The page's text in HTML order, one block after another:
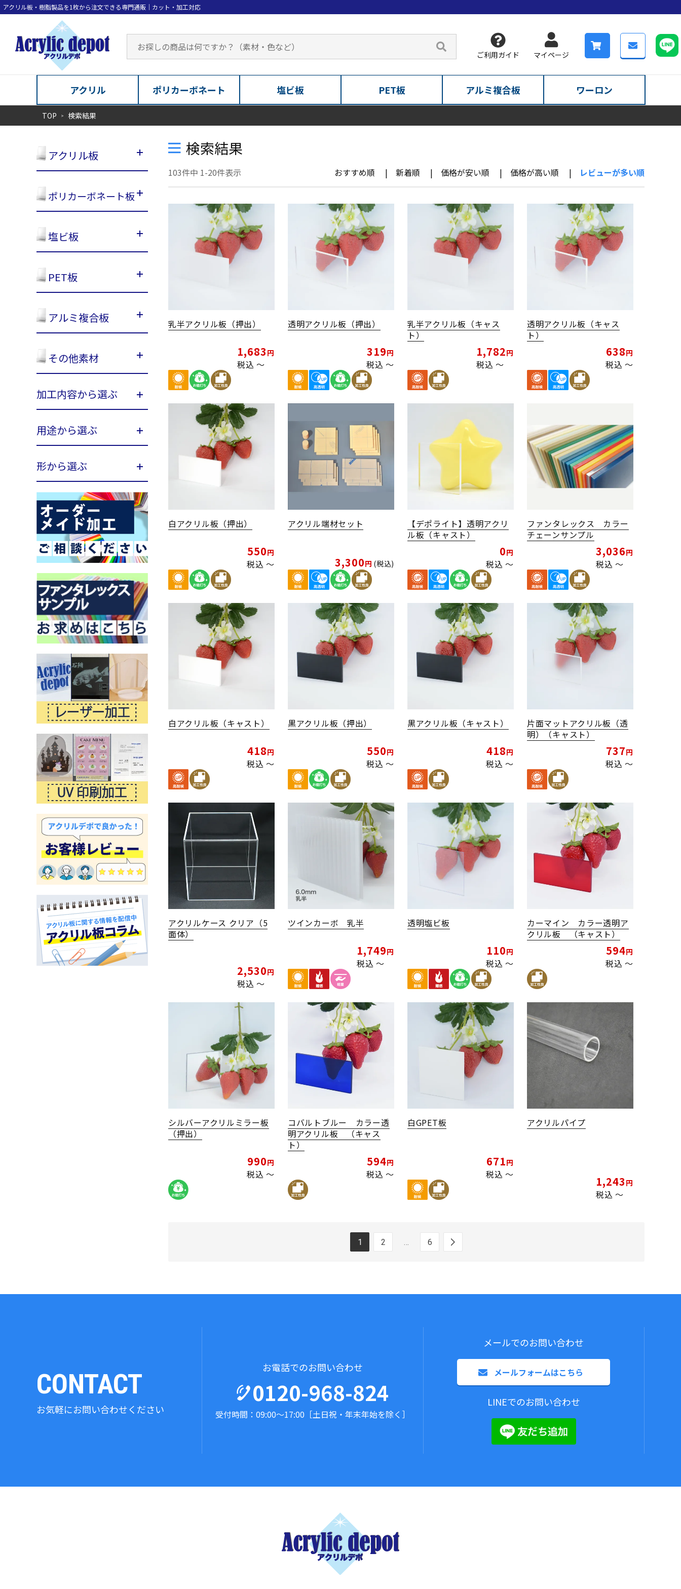
ご利用ガイド マイページ
アクリル ポリカーボネート 塩ビ板 PET板 アルミ複合板 ワーロン
TOP 検索結果
アクリル板
ポリカーボネート板
塩ビ板
PET板
アルミ複合板
その他素材
加工内容から選ぶ
用途から選ぶ
形から選ぶ
検索結果
おすすめ順 新着順 価格が安い順 価格が高い順 レビューが多い順
103件中 1-20件表示
1 2 6
乳半アクリル板（押出）
1,683
税込 〜
透明アクリル板（押出）
319
税込 〜
乳半アクリル板（キャス
ト）
1,782
税込 〜
透明アクリル板（キャス
ト）
638
税込 〜
白アクリル板（押出）
550
税込 〜
アクリル端材セット
3,300 税込
【デポライト】透明アクリ
ル板（キャスト）
0
税込 〜
ファンタレックス カラー
チェーンサンプル
3,036
税込 〜
白アクリル板（キャスト）
418
税込 〜
黒アクリル板（押出）
550
税込 〜
黒アクリル板（キャスト）
418
税込 〜
片面マットアクリル板（透
明）（キャスト）
737
税込 〜
アクリルケース クリア（5
面体）
2,530
税込 〜
ツインカーボ 乳半
1,749
税込 〜
透明塩ビ板
110
税込 〜
カーマイン カラー透明ア
クリル板 （キャスト）
594
税込 〜
シルバーアクリルミラー板
（押出）
990
税込 〜
コバルトブルー カラー透
明アクリル板 （キャス
ト）
594
税込 〜
白GPET板
671
税込 〜
アクリルパイプ
1,243
税込 〜
CONTACT
お気軽にお問い合わせください
お電話でのお問い合わせ
0120-968-824
受付時間：09:00～17:00 ［土日祝・年末年始を除く］
メールでのお問い合わせ
メールフォームはこちら
LINEでのお問い合わせ